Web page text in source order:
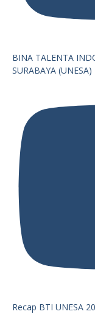
BINA TALENTA
SURABAYA
Recap BTI UNESA